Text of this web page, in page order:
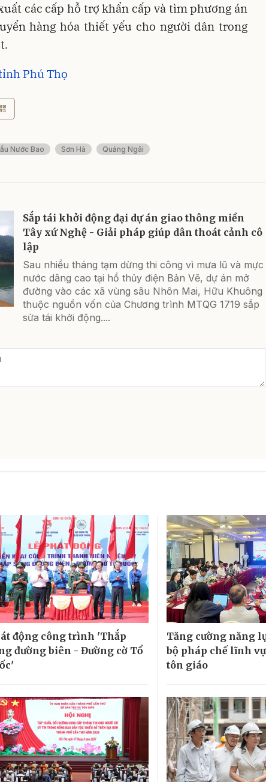
các cấp hỗ trợ khẩn cấp và tìm phương án
hàng hóa thiết yếu cho người dân trong
Phú Thọ
Nước Bao Sơn Hà Quảng Ngãi
Sắp tái khởi động đại dự án giao thông miền
Tây xứ Nghệ - Giải pháp giúp dân thoát cảnh cô
lập
Sau nhiều tháng tạm dừng thi công vì mưa lũ và mực
nước dâng cao tại hồ thủy điện Bản Vẽ, dự án mở
đường vào các xã vùng sâu Nhôn Mai, Hữu Khuông
thuộc nguồn vốn của Chương trình MTQG 1719 sắp
sửa tái khởi động....
động công trình 'Thắp
đường biên - Đường cờ Tổ
Tăng cường năng
bộ pháp chế lĩnh
tôn giáo